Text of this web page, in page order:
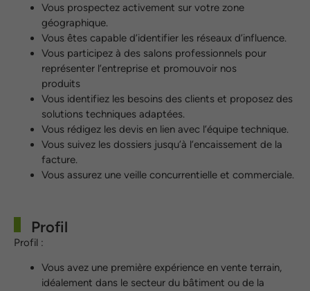
Vous prospectez activement sur votre zone
géographique.
Vous êtes capable d’identifier les réseaux d’influence.
Vous participez à des salons professionnels pour
représenter l’entreprise et promouvoir nos
produits
Vous identifiez les besoins des clients et proposez des
solutions techniques adaptées.
Vous rédigez les devis en lien avec l’équipe technique.
Vous suivez les dossiers jusqu’à l’encaissement de la
facture.
Vous assurez une veille concurrentielle et commerciale.
Profil
Profil :
Vous avez une première expérience en vente terrain,
idéalement dans le secteur du bâtiment ou de la